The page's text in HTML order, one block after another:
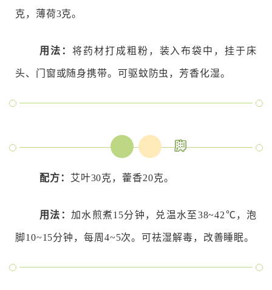
克，薄荷3克。
用法： 将药材打成粗粉，装入布袋中，挂于床
头、门窗或随身携带。可驱蚊防虫，芳香化湿。
脚
配方： 艾叶30克，藿香20克。
用法： 加水煎煮15分钟，兑温水至38~42℃，泡
脚10~15分钟，每周4~5次。可祛湿解毒，改善睡眠。